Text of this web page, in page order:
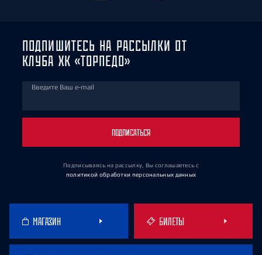
ПОДПИШИТЕСЬ НА РАССЫЛКИ ОТ
КЛУБА ХК «ТОРПЕДО»
Введите Ваш e-mail
ПОДПИСАТЬСЯ
Подписываясь на рассылку, Вы соглашаетесь с
политикой обработки персональных данных
МАГАЗИН БИЛЕТЫ